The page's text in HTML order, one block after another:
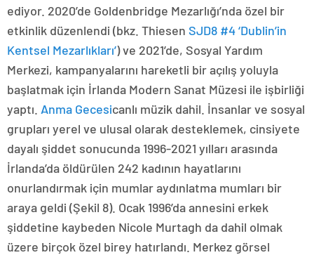
ediyor. 2020’de Goldenbridge Mezarlığı’nda özel bir
etkinlik düzenlendi (bkz. Thiesen SJD8 #4 ‘Dublin’in
Kentsel Mezarlıkları’) ve 2021’de, Sosyal Yardım
Merkezi, kampanyalarını hareketli bir açılış yoluyla
başlatmak için İrlanda Modern Sanat Müzesi ile işbirliği
yaptı. Anma Gecesicanlı müzik dahil. İnsanlar ve sosyal
grupları yerel ve ulusal olarak desteklemek, cinsiyete
dayalı şiddet sonucunda 1996-2021 yılları arasında
İrlanda’da öldürülen 242 kadının hayatlarını
onurlandırmak için mumlar aydınlatma mumları bir
araya geldi (Şekil 8). Ocak 1996’da annesini erkek
şiddetine kaybeden Nicole Murtagh da dahil olmak
üzere birçok özel birey hatırlandı. Merkez görsel